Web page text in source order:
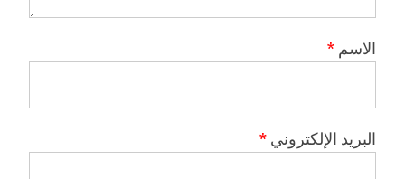
الاسم *
البريد الإلكتروني *